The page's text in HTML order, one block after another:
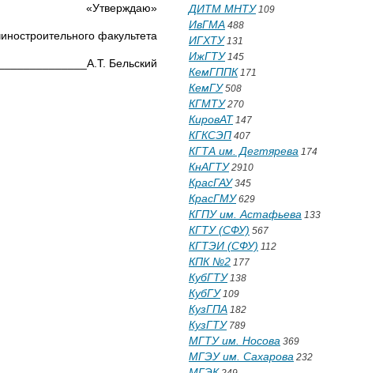
«Утверждаю»
факультета
Бельский
ДИТМ МНТУ109
ИвГМА 488
ИГХТУ131
ИжГТУ145
КемГППК 171
КемГУ508
КГМТУ270
КировАТ 147
КГКСЭП 407
КГТА им. Дегтярева 174
КнАГТУ2910
КрасГАУ345
КрасГМУ629
КГПУ им. Астафьева 133
КГТУ (СФУ) 567
КГТЭИ (СФУ) 112
КПК №2 177
КубГТУ138
КубГУ109
КузГПА 182
КузГТУ789
МГТУ им. Носова 369
МГЭУ им. Сахарова 232